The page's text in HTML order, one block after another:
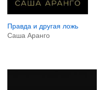
Правда и другая ложь
Саша Аранго